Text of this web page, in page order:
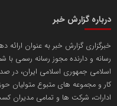
تریبون
انتشار گسترده محتوا در رسانه
درباره گزارش خبر
خبرگزاری گزارش خبر به عنوان ارائه
اسلامی جمهوری اسلامی ایران، در
کار و مجموعه های متبوع متولیان
ادارات، شرکت ها و تمامی مدیران